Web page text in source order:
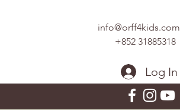
info@orff4kids.com
+852 31885318
Log In